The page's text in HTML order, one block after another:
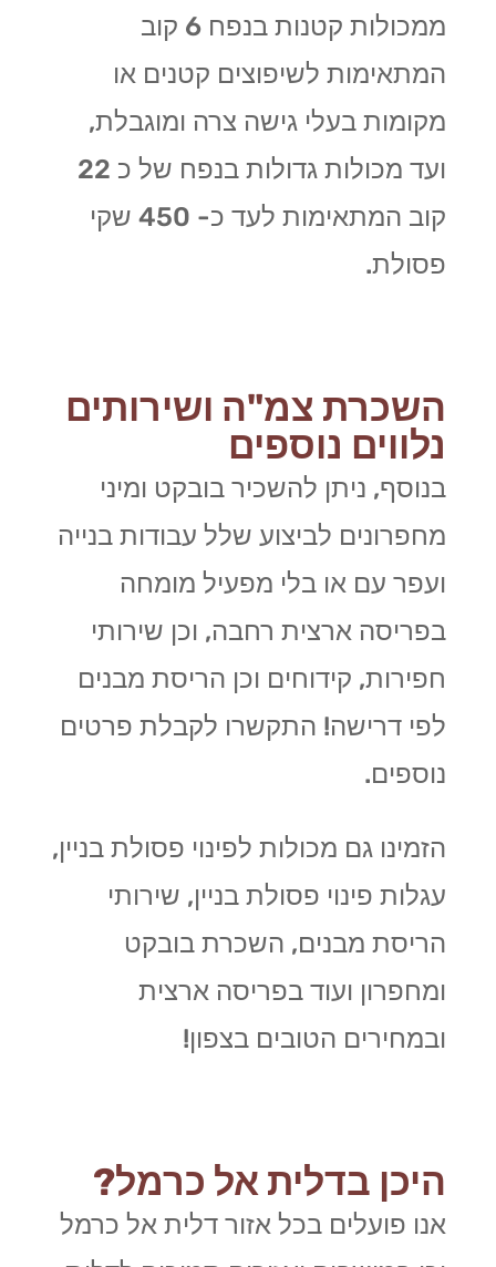
ממכולות קטנות בנפח 6 קוב
המתאימות לשיפוצים קטנים או
מקומות בעלי גישה צרה ומוגבלת,
ועד מכולות גדולות בנפח של כ 22
קוב המתאימות לעד כ- 450 שקי
פסולת.
השכרת צמ"ה ושירותים
נלווים נוספים
בנוסף, ניתן להשכיר בובקט ומיני
מחפרונים לביצוע שלל עבודות בנייה
ועפר עם או בלי מפעיל מומחה
בפריסה ארצית רחבה, וכן שירותי
חפירות, קידוחים וכן הריסת מבנים
לפי דרישה! התקשרו לקבלת פרטים
נוספים.
הזמינו גם מכולות לפינוי פסולת בניין,
עגלות פינוי פסולת בניין, שירותי
הריסת מבנים, השכרת בובקט
ומחפרון ועוד בפריסה ארצית
ובמחירים הטובים בצפון!
היכן בדלית אל כרמל?
אנו פועלים בכל אזור דלית אל כרמל